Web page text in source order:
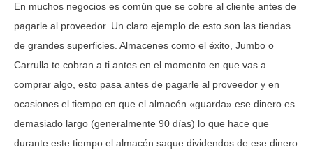
En muchos negocios es común que se cobre al cliente antes de
pagarle al proveedor. Un claro ejemplo de esto son las tiendas
de grandes superficies. Almacenes como el éxito, Jumbo o
Carrulla te cobran a ti antes en el momento en que vas a
comprar algo, esto pasa antes de pagarle al proveedor y en
ocasiones el tiempo en que el almacén «guarda» ese dinero es
demasiado largo (generalmente 90 días) lo que hace que
durante este tiempo el almacén saque dividendos de ese dinero